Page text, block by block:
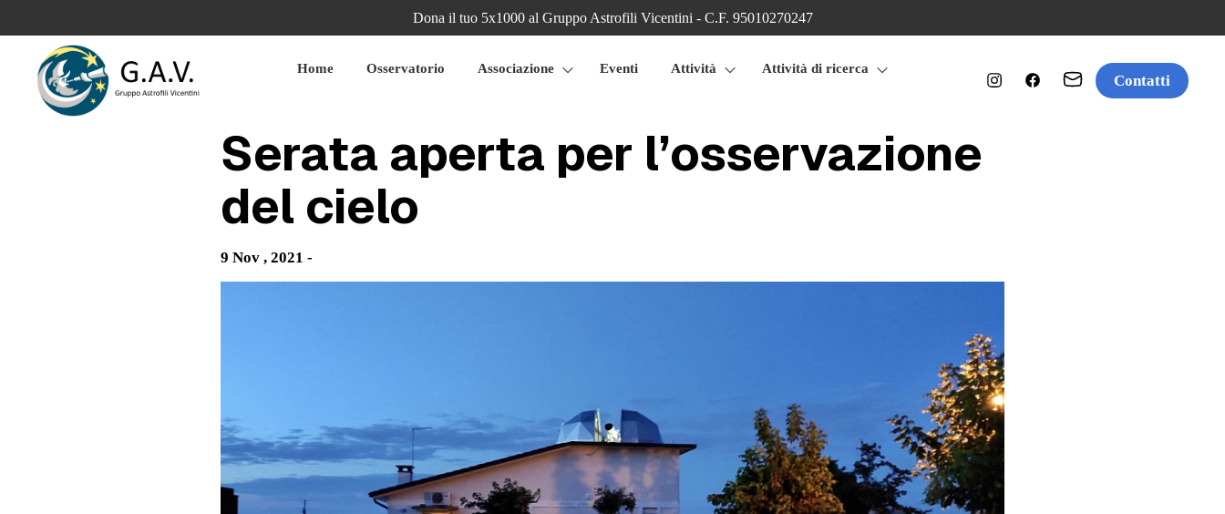
Dona il tuo 5x1000 al Gruppo Astrofili Vicentini - C.F. 95010270247
Home Osservatorio Associazione Eventi Attività Attività di ricerca
Contatti
Serata aperta per l’osservazione
del cielo
9 Nov , 2021 -